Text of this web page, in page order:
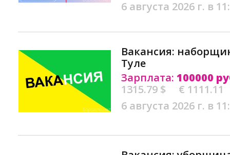
6 августа 2026 г. в
Вакансия:
Туле
Зарплата: 100000
1315.79 $
€ 1111.11
6 августа 2026 г. в